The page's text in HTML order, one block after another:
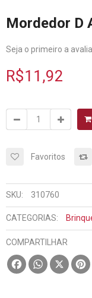
Mordedor D
Seja o primeiro a
R$11,92
Favoritos
SKU: 310760
CATEGORIAS:
COMPARTILHAR
FacebookWhatsApp
X